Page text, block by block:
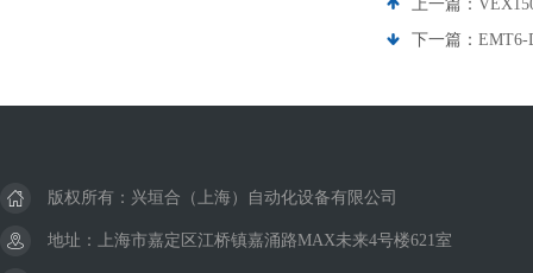
上一篇：
下一篇： EMT6-
版权所有：兴垣合（上海）自动化设备有限公司
地址：上海市嘉定区江桥镇嘉涌路MAX未来4号楼621室